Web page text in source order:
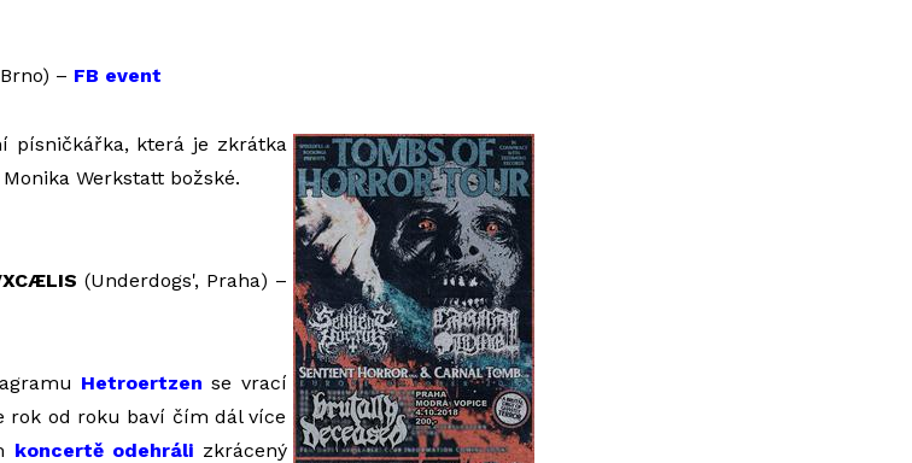
– FB event
písničkářka, která je zkrátka
Werkstatt božské.
(Underdogs', Praha) –
Hetroertzen se vrací
rok od roku baví čím dál více
koncertě odehráli zkrácený